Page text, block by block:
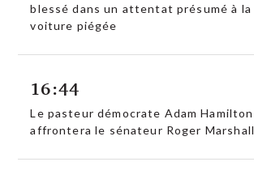
blessé dans un attentat présumé à la
voiture piégée
16:44
Le pasteur démocrate Adam Hamilton
affrontera le sénateur Roger Marshall